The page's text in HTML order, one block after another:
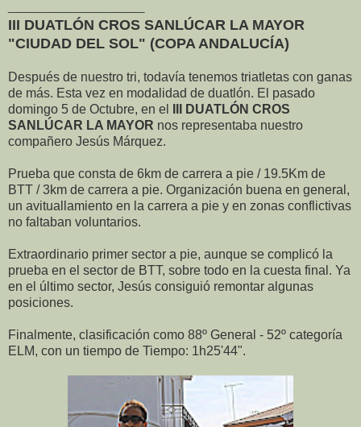
III DUATLÓN CROS SANLÚCAR LA MAYOR
"CIUDAD DEL SOL" (COPA ANDALUCÍA)
Después de nuestro tri, todavía tenemos triatletas con ganas
de más. Esta vez en modalidad de duatlón. El pasado
domingo 5 de Octubre, en el
III DUATLÓN CROS
SANLÚCAR LA MAYOR nos representaba nuestro
compañero Jesús Márquez.
Prueba que consta de 6km de carrera a pie / 19.5Km de
BTT / 3km de carrera a pie. Organización buena en general,
un avituallamiento en la carrera a pie y en zonas conflictivas
no faltaban voluntarios.
Extraordinario primer sector a pie, aunque se complicó la
prueba en el sector de BTT, sobre todo en la cuesta final. Ya
en el último sector, Jesús consiguió remontar algunas
posiciones.
Finalmente, clasificación como 88º General - 52º categoría
ELM, con un tiempo de Tiempo: 1h25'44".